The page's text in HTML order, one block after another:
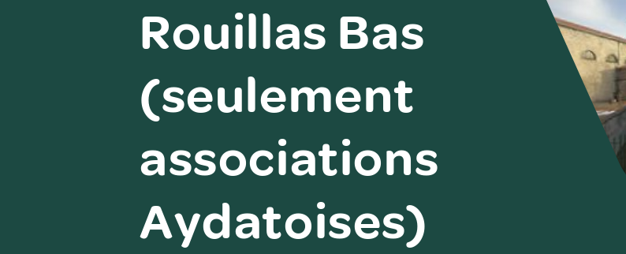
Rouillas Bas
(seulement
associations
Aydatoises)